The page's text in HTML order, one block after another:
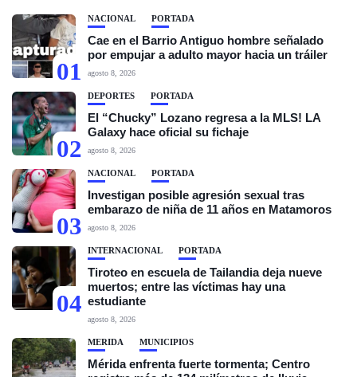
01
NACIONAL PORTADA
Cae en el Barrio Antiguo hombre señalado
por empujar a adulto mayor hacia un tráiler
agosto 8, 2026
02
DEPORTES PORTADA
El “Chucky” Lozano regresa a la MLS! LA
Galaxy hace oficial su fichaje
agosto 8, 2026
03
NACIONAL PORTADA
Investigan posible agresión sexual tras
embarazo de niña de 11 años en Matamoros
agosto 8, 2026
04
INTERNACIONAL PORTADA
Tiroteo en escuela de Tailandia deja nueve
muertos; entre las víctimas hay una
estudiante
agosto 8, 2026
MÉRIDA MUNICIPIOS
Mérida enfrenta fuerte tormenta; Centro